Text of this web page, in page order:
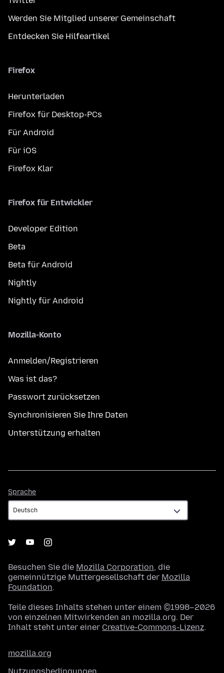
Werden Sie Mitglied unserer Gemeinschaft
Entdecken Sie Hilfeartikel
Firefox
Herunterladen
Firefox für Desktop-PCs
Für Android
Für iOS
Firefox Klar
Firefox für Entwickler
Developer Edition
Beta
Beta für Android
Nightly
Nightly für Android
Mozilla-Konto
Anmelden/Registrieren
Was ist das?
Passwort zurücksetzen
Synchronisieren Sie Ihre Daten
Unterstützung erhalten
Sprache
Besuchen Sie die Mozilla Corporation, die
gemeinnützige Muttergesellschaft der Mozilla
Foundation.
Teile dieses Inhalts stehen unter einem ©1998–2026
von einzelnen Mitwirkenden an mozilla.org. Der
Inhalt steht unter einer Creative-Commons-Lizenz.
mozilla.org